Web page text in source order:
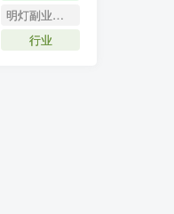
明灯副业千计
行业